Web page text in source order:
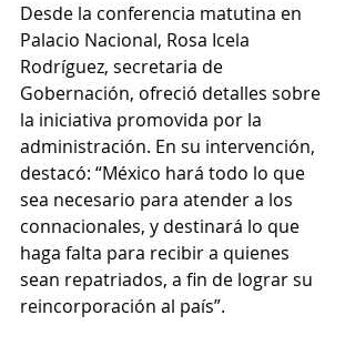
Desde la conferencia matutina en
Palacio Nacional, Rosa Icela
Rodríguez, secretaria de
Gobernación, ofreció detalles sobre
la iniciativa promovida por la
administración. En su intervención,
destacó: “México hará todo lo que
sea necesario para atender a los
connacionales, y destinará lo que
haga falta para recibir a quienes
sean repatriados, a fin de lograr su
reincorporación al país”.